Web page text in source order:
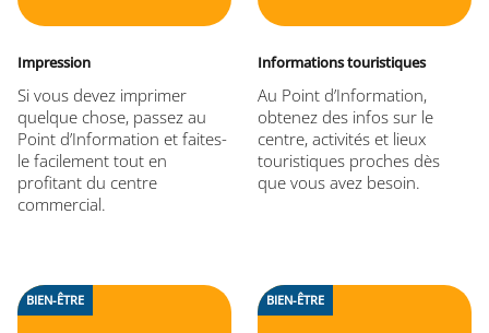
Impression
Si vous devez imprimer
quelque chose, passez au
Point d’Information et faites-
le facilement tout en
profitant du centre
commercial.
Informations touristiques
Au Point d’Information,
obtenez des infos sur le
centre, activités et lieux
touristiques proches dès
que vous avez besoin.
BIEN-ÊTRE BIEN-ÊTRE